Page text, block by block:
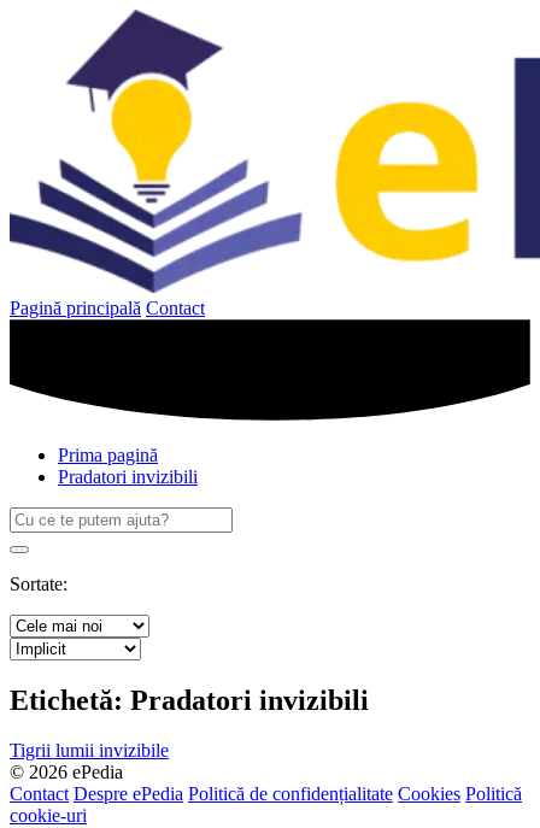
Pagină principală Contact
Prima pagină
Pradatori invizibili
Caută
după:
Search
Sortate:
Etichetă: Pradatori invizibili
Tigrii lumii invizibile
© 2026 ePedia
Contact Despre ePedia Politică de confidențialitate Cookies Politică
cookie-uri